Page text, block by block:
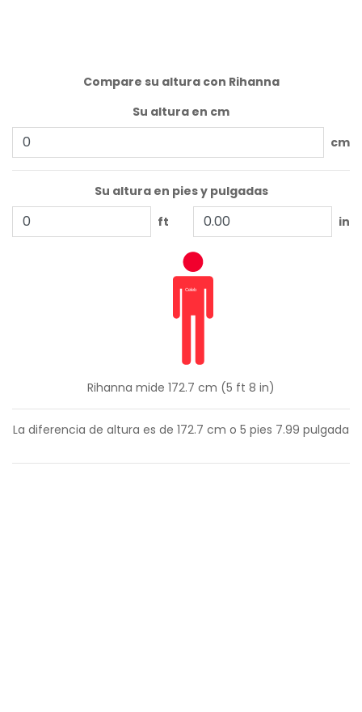
Compare su altura con Rihanna
Su altura en cm
cm
Su altura en pies y pulgadas
ft
in
Rihanna mide 172.7 cm (5 ft 8 in)
La diferencia de altura es de 172.7 cm o 5 pies 7.99 pulgada